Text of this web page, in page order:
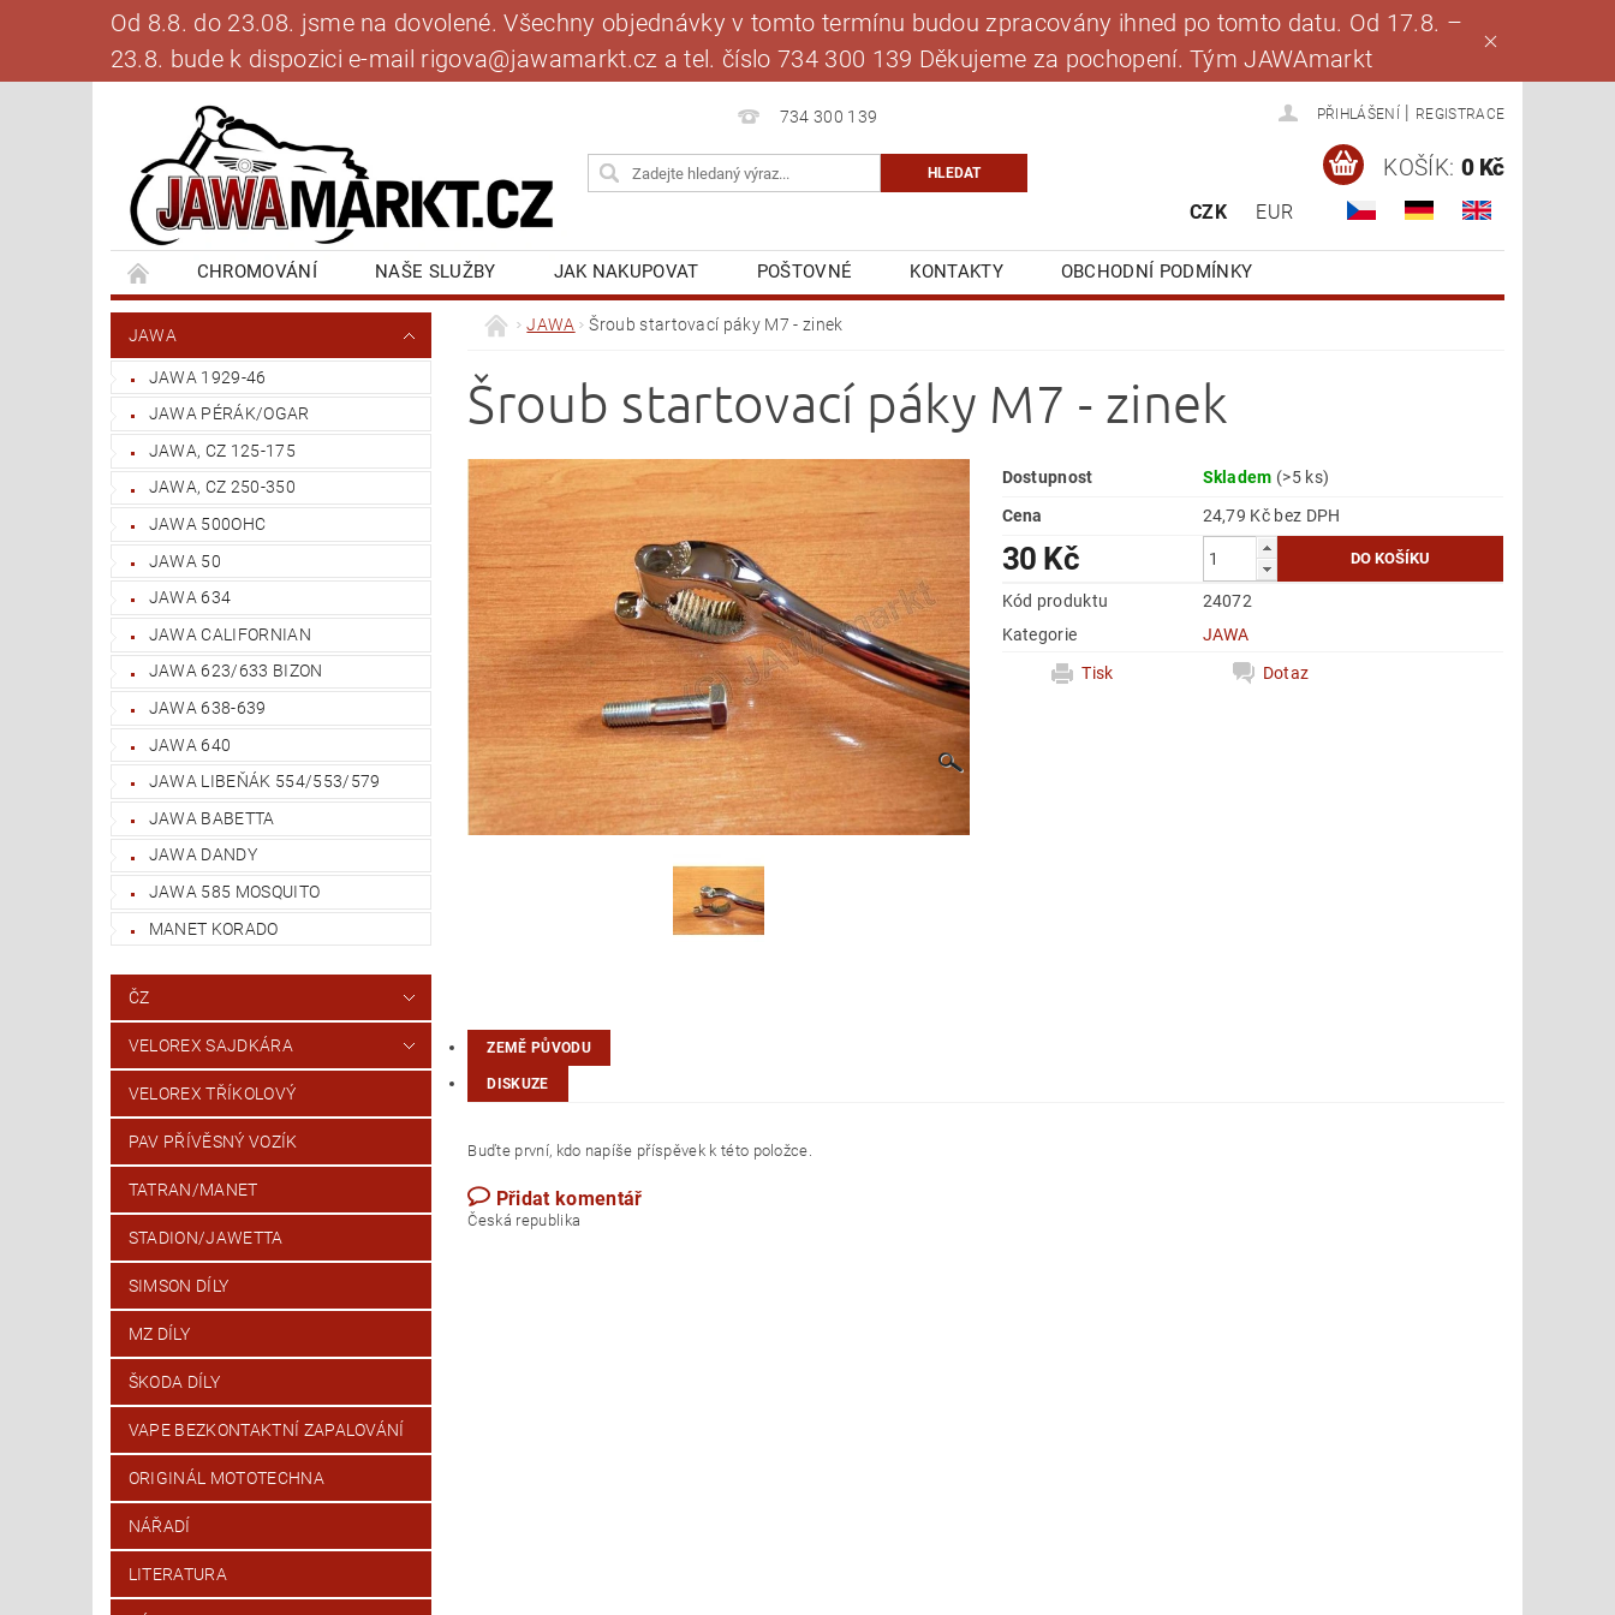
Od 8.8. do 23.08. jsme na dovolené. Všechny objednávky v tomto termínu budou zpracovány ihned po tomto datu. Od 17.8. –
23.8. bude k dispozici e-mail rigova@jawamarkt.cz a tel. číslo 734 300 139 Děkujeme za pochopení. Tým JAWAmarkt
734 300 139 PŘIHLÁŠENÍ REGISTRACE
CZK EUR
KOŠÍK: 0 Kč
CHROMOVÁNÍ NAŠE SLUŽBY JAK NAKUPOVAT POŠTOVNÉ KONTAKTY
OBCHODNÍ PODMÍNKY
BANKOVNÍ SPOJENÍ
NAPIŠTE NÁM BLOG MOJE OBJEDNÁVKA
JAWA
JAWA 1929-46
JAWA PÉRÁK/OGAR
JAWA, CZ 125-175
JAWA, CZ 250-350
JAWA 500OHC
JAWA 50
JAWA 634
JAWA CALIFORNIAN
JAWA 623/633 BIZON
JAWA 638-639
JAWA 640
JAWA LIBEŇÁK 554/553/579
JAWA BABETTA
JAWA DANDY
JAWA 585 MOSQUITO
MANET KORADO
ČZ
VELOREX SAJDKÁRA
VELOREX TŘÍKOLOVÝ
PAV PŘÍVĚSNÝ VOZÍK
TATRAN/MANET
STADION/JAWETTA
SIMSON DÍLY
MZ DÍLY
ŠKODA DÍLY
VAPE BEZKONTAKTNÍ ZAPALOVÁNÍ
ORIGINÁL MOTOTECHNA
NÁŘADÍ
LITERATURA
JAWA Šroub startovací páky M7 - zinek
Šroub startovací páky M7 - zinek
Dostupnost Skladem (>5 ks)
Cena
24,79 Kč bez DPH
30 Kč
Kód produktu
24072
Kategorie
JAWA
Tisk
Dotaz
ZEMĚ PŮVODU
DISKUZE
Buďte první, kdo napíše příspěvek k této položce.
Přidat komentář
Česká republika